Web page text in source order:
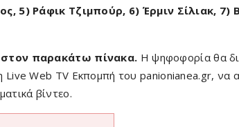
5) Ράφικ Τζιμπούρ, 6) Έρμιν Σίλιακ, 7)
παρακάτω πίνακα. Η ψηφοφορία θα
Live Web TV Εκπομπή του panionianea.gr, να
βίντεο.